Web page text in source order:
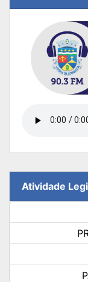
Atividade